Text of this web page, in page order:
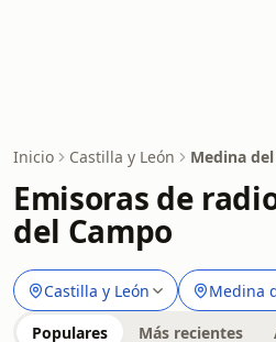
Inicio Castilla y León Medina
Emisoras de
del Campo
Castilla y León Medina
Populares Más recientes